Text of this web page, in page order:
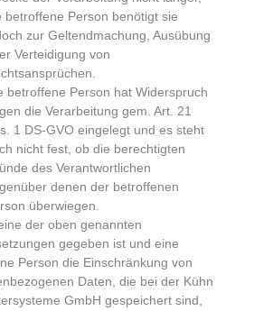
betroffene Person benötigt sie
zur Geltendmachung, Ausübung
Verteidigung von
betroffene Person hat Widerspruch
die Verarbeitung gem. Art. 21
1 DS-GVO eingelegt und es steht
nicht fest, ob die berechtigten
des Verantwortlichen
denen der betroffenen
überwiegen.
der oben genannten
gegeben ist und eine
Person die Einschränkung von
Daten, die bei der Kühn
GmbH gespeichert sind,